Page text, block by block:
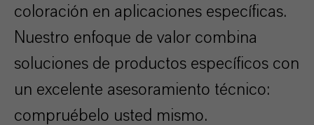
coloración en aplicaciones específicas.
Nuestro enfoque de valor combina
soluciones de productos específicos con
un excelente asesoramiento técnico:
compruébelo usted mismo.